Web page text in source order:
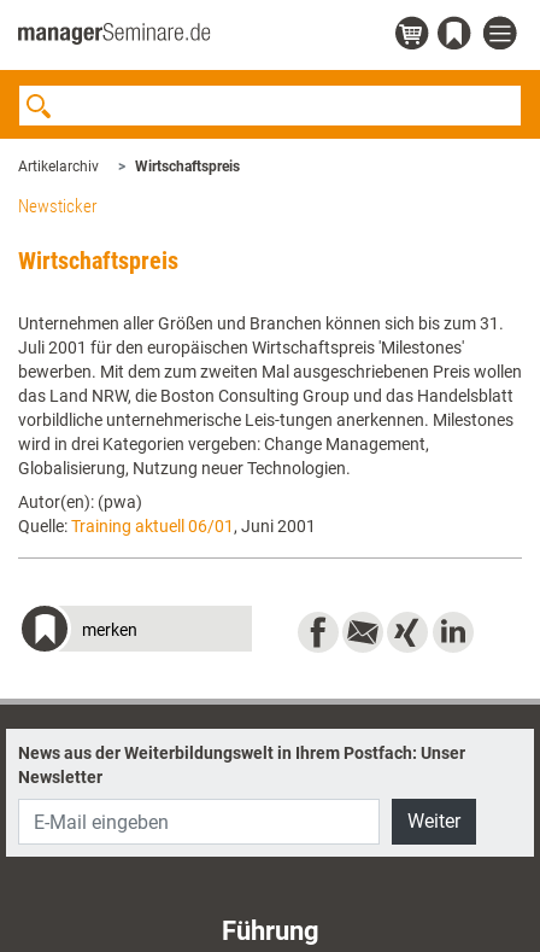
Artikelarchiv Wirtschaftspreis
Newsticker
Wirtschaftspreis
Unternehmen aller Größen und Branchen können sich bis zum 31.
Juli 2001 für den europäischen Wirtschaftspreis 'Milestones'
bewerben. Mit dem zum zweiten Mal ausgeschriebenen Preis wollen
das Land NRW, die Boston Consulting Group und das Handelsblatt
vorbildliche unternehmerische Leis-tungen anerkennen. Milestones
wird in drei Kategorien vergeben: Change Management,
Globalisierung, Nutzung neuer Technologien.
Autor(en): (pwa)
Quelle:Training aktuell 06/01 , Juni 2001
merken
News aus der Weiterbildungswelt in Ihrem Postfach: Unser
Newsletter
Weiter
Führung